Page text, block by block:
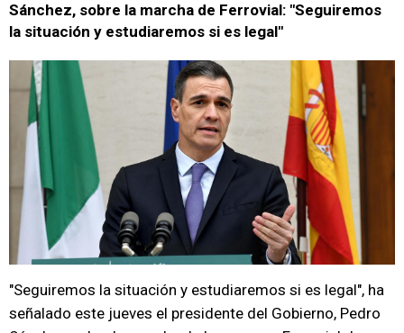
Sánchez, sobre la marcha de Ferrovial: "Seguiremos
la situación y estudiaremos si es legal"
"Seguiremos la situación y estudiaremos si es legal", ha
señalado este jueves el presidente del Gobierno, Pedro